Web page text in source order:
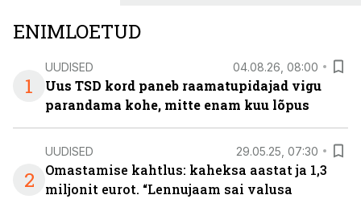
ENIMLOETUD
1
UUDISED 04.08.26, 08:00
Uus TSD kord paneb raamatupidajad vigu
parandama kohe, mitte enam kuu lõpus
2
UUDISED 29.05.25, 07:30
Omastamise kahtlus: kaheksa aastat ja 1,3
miljonit eurot. “Lennujaam sai valusa